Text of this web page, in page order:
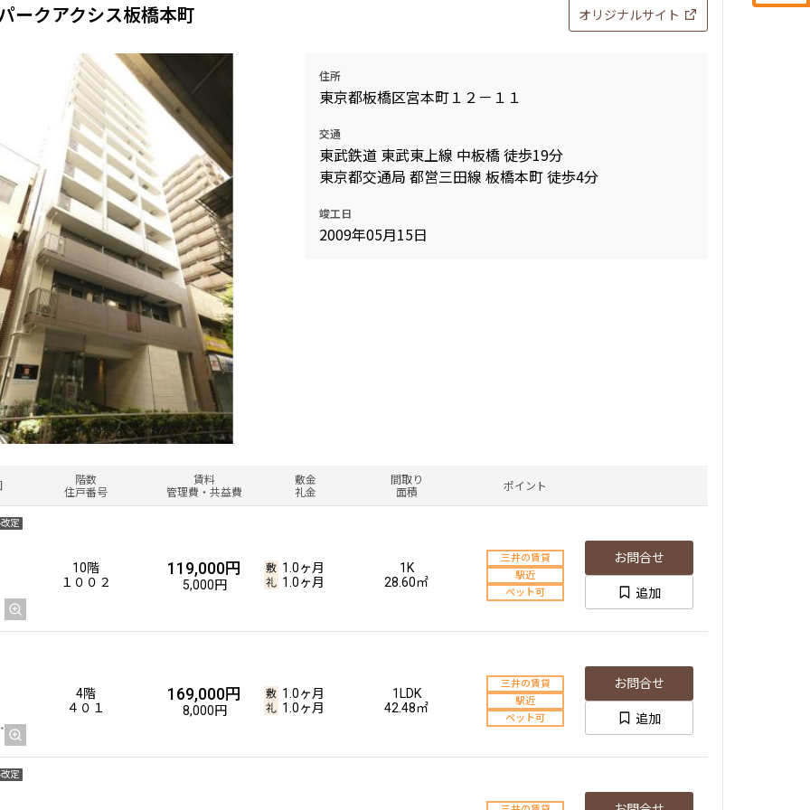
ークアクシス板橋本町 オリジナルサイト
住所
東京都板橋区宮本町１２－１１
交通
東武鉄道 東武東上線 中板橋 徒歩19分
東京都交通局 都営三田線 板橋本町 徒歩4分
竣工日
2009年05月15日
階数
住戸番号
賃料
管理費・共益費
敷金
礼金
間取り
面積
ポイント
定
10階
１００２
119,000円
5,000円
1.0ヶ月
1.0ヶ月
1K
28.60㎡
三井の賃貸
駅近
ペット可
お問合せ
追加
4階
４０１
169,000円
8,000円
1.0ヶ月
1.0ヶ月
1LDK
42.48㎡
三井の賃貸
駅近
ペット可
お問合せ
追加
定